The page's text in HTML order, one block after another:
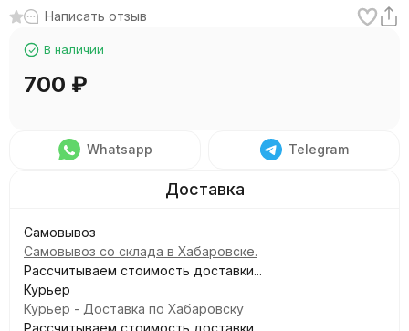
Написать отзыв
В наличии
700 ₽
Whatsapp Telegram
Самовывоз
Самовывоз со склада в Хабаровске.
Рассчитываем стоимость доставки...
Курьер
Курьер - Доставка по Хабаровску
Рассчитываем стоимость доставки...